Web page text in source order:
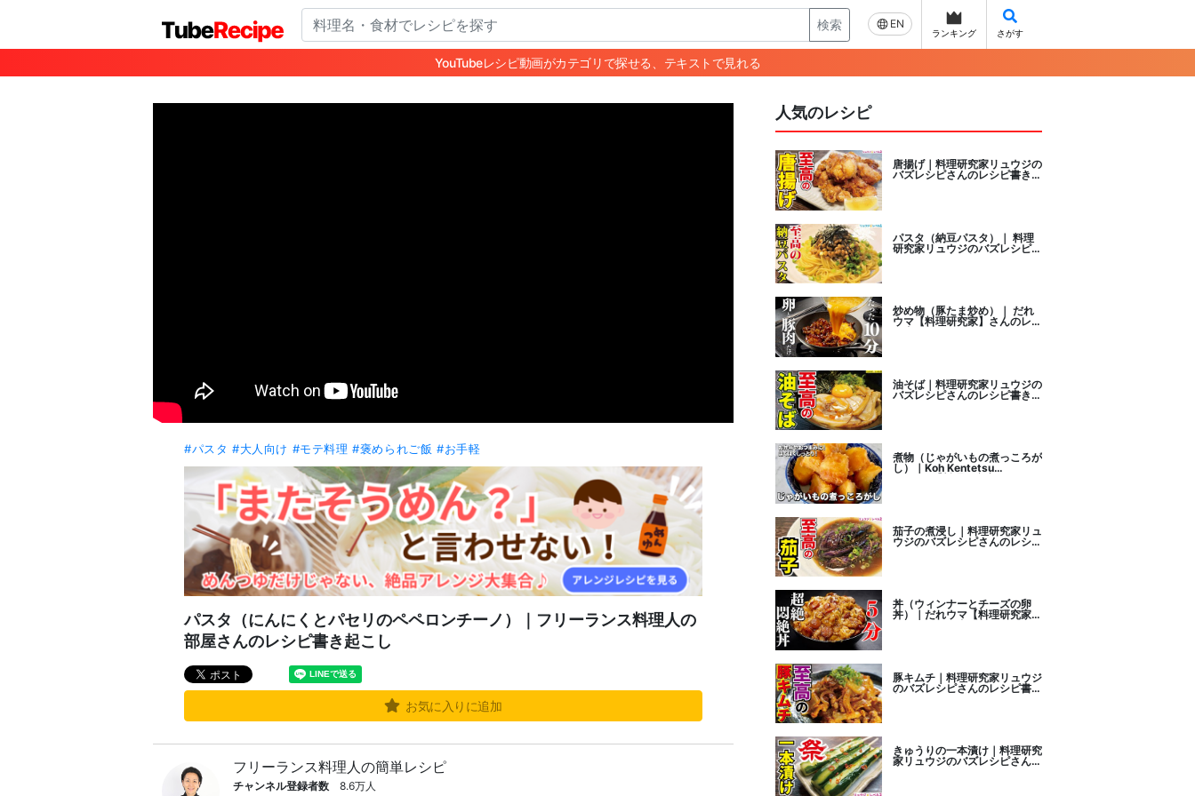
検索 EN
ランキング さがす
YouTubeレシピ動画がカテゴリで探せる、テキストで見れる
#パスタ #大人向け #モテ料理 #褒められご飯 #お手軽
パスタ（にんにくとパセリのペペロンチーノ）｜フリーランス料理人の
部屋さんのレシピ書き起こし
お気に入りに追加
フリーランス料理人の簡単レシピ
チャンネル登録者数
8.6万人
人気のレシピ
唐揚げ｜料理研究家リュウジの
バズレシピさんのレシピ書き起
パスタ（納豆パスタ）｜ 料理
研究家リュウジのバズレシピさ
んのレシピ書き起こし
炒め物（豚たま炒め）｜ だれ
ウマ【料理研究家】さんのレシ
油そば｜料理研究家リュウジの
バズレシピさんのレシピ書き起
煮物（じゃがいもの煮っころが
し）｜Koh Kentetsu
茄子の煮浸し｜料理研究家リュ
ウジのバズレシピさんのレシピ
書き起こし
丼（ウィンナーとチーズの卵
丼）｜だれウマ【料理研究家】
豚キムチ｜料理研究家リュウジ
のバズレシピさんのレシピ書き
起こし
きゅうりの一本漬け｜料理研究
家リュウジのバズレシピさんの